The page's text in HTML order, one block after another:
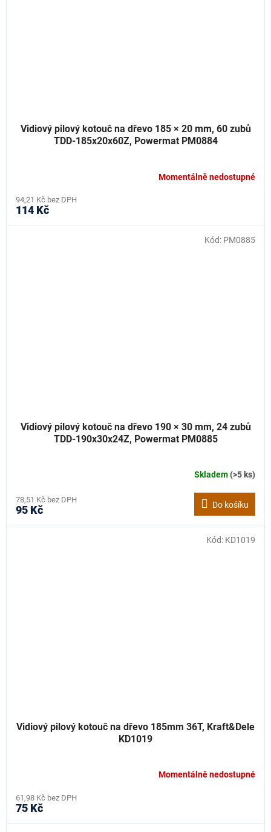
Vidiový pilový kotouč na dřevo 185 × 20 mm, 60 zubů
TDD-185x20x60Z, Powermat PM0884
Momentálně nedostupné
94,21 Kč bez DPH
114 Kč
Vidiový pilový kotouč na dřevo 190 × 30 mm, 24 zubů
TDD-190x30x24Z, Powermat PM0885
Skladem(>5 ks)
78,51 Kč bez DPH
95 Kč Do košíku
Kód: PM0885
Vidiový pilový kotouč na dřevo 185mm 36T, Kraft&Dele
KD1019
Momentálně nedostupné
61,98 Kč bez DPH
75 Kč
Kód: KD1019